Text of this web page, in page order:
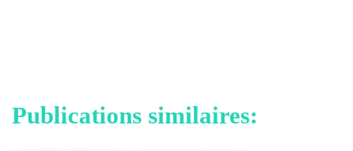
Publications similaires: